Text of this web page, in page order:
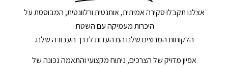
אצלנו תקבלו סקירה אמיתית, אותנטית ורלוונטית, המבוססת על
היכרות מעמיקה עם השטח.
הלקוחות המרוצים שלנו הם העדות לדרך העבודה שלנו.
אפיון מדויק של הצרכים, ניתוח מקצועי והתאמה נכונה של